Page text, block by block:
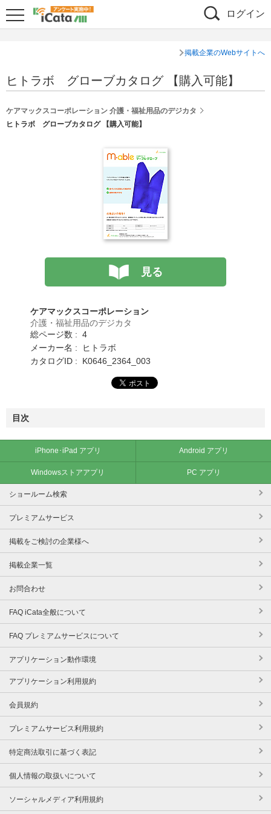
ログイン
掲載企業のWebサイトへ
ヒトラボ グローブカタログ 【購入可能】
ケアマックスコーポレーション 介護・福祉用品のデジカタ
ヒトラボ グローブカタログ 【購入可能】
見る
ケアマックスコーポレーション
介護・福祉用品のデジカタ
総ページ数 : 4
メーカー名 : ヒトラボ
カタログID : K0646_2364_003
目次
iPhone･iPad アプリ Android アプリ
Windowsストアアプリ PC アプリ
ショールーム検索
プレミアムサービス
掲載をご検討の企業様へ
掲載企業一覧
お問合わせ
FAQ iCata全般について
FAQ プレミアムサービスについて
アプリケーション動作環境
アプリケーション利用規約
会員規約
プレミアムサービス利用規約
特定商法取引に基づく表記
個人情報の取扱いについて
ソーシャルメディア利用規約